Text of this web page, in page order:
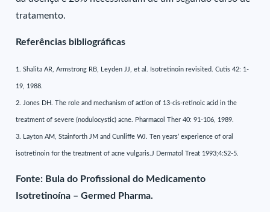
tratamento.
Referências bibliográficas
1. Shalita AR, Armstrong RB, Leyden JJ, et al. Isotretinoin revisited. Cutis 42: 1-
19, 1988.
2. Jones DH. The role and mechanism of action of 13-cis-retinoic acid in the
treatment of severe (nodulocystic) acne. Pharmacol Ther 40: 91-106, 1989.
3. Layton AM, Stainforth JM and Cunliffe WJ. Ten years’ experience of oral
isotretinoin for the treatment of acne vulgaris.J Dermatol Treat 1993;4:S2-5.
Fonte: Bula do Profissional do Medicamento
Isotretinoína – Germed Pharma.